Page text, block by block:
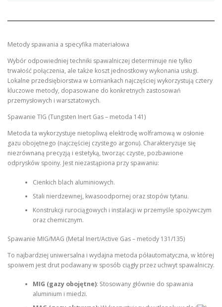
Metody spawania a specyfika materiałowa
Wybór odpowiedniej techniki spawalniczej determinuje nie tylko
trwałość połączenia, ale także koszt jednostkowy wykonania usługi.
Lokalne przedsiębiorstwa w Łomiankach najczęściej wykorzystują cztery
kluczowe metody, dopasowane do konkretnych zastosowań
przemysłowych i warsztatowych.
Spawanie TIG (Tungsten Inert Gas – metoda 141)
Metoda ta wykorzystuje nietopliwą elektrodę wolframową w osłonie
gazu obojętnego (najczęściej czystego argonu). Charakteryzuje się
niezrównaną precyzją i estetyką, tworząc czyste, pozbawione
odprysków spoiny. Jest niezastąpiona przy spawaniu:
Cienkich blach aluminiowych.
Stali nierdzewnej, kwasoodpornej oraz stopów tytanu.
Konstrukcji rurociągowych i instalacji w przemyśle spożywczym
oraz chemicznym.
Spawanie MIG/MAG (Metal Inert/Active Gas – metody 131/135)
To najbardziej uniwersalna i wydajna metoda półautomatyczna, w której
spoiwem jest drut podawany w sposób ciągły przez uchwyt spawalniczy.
MIG (gazy obojętne): Stosowany głównie do spawania
aluminium i miedzi.